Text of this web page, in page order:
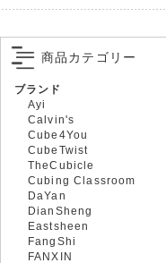
商品カテゴリー
ブランド
Ayi
Calvin's
Cube4You
CubeTwist
TheCubicle
Cubing Classroom
DaYan
DianSheng
Eastsheen
FangShi
FANXIN